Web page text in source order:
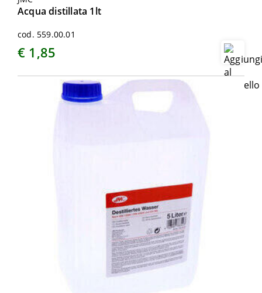
Acqua distillata 1lt
cod. 559.00.01
€ 1,85